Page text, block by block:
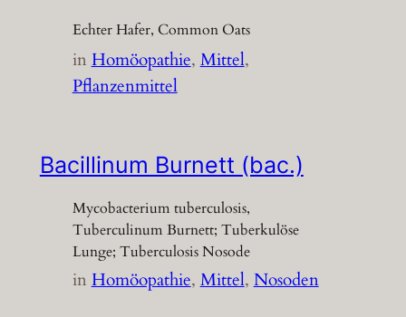
Echter Hafer, Common Oats
inHomöopathie, Mittel
Pflanzenmittel
Bacillinum Burnett (bac.)
Mycobacterium tuberculosis,
Tuberculinum Burnett; Tuberkulöse
Lunge; Tuberculosis Nosode
inHomöopathie, Mittel, Nosoden